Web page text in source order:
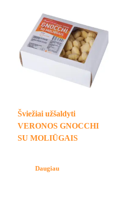
Šviežiai užšaldyti
VERONOS GNOCCHI
SU MOLIŪGAIS
Daugiau